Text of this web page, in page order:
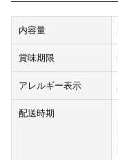
内容量
賞味期限
アレルギー表示
配送時期